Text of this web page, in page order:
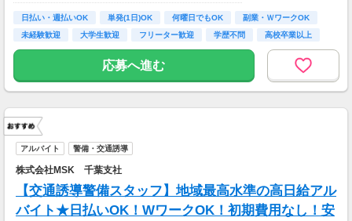
日払い・週払いOK 単発(1日)OK 何曜日でもOK
副業・ＷワークOK
未経験歓迎
大学生歓迎 フリーター歓迎 学歴不問 高校卒業以上
応募へ進む
アルバイト 警備・交通誘導
株式会社MSK 千葉支社
【交通誘導警備スタッフ】地域最高水準の高日給アル
バイト★日払いOK！WワークOK！初期費用なし！安